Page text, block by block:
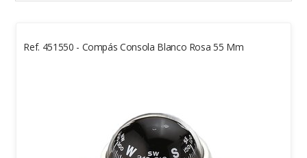
Ref. 451550 - Compás Consola Blanco Rosa 55 Mm